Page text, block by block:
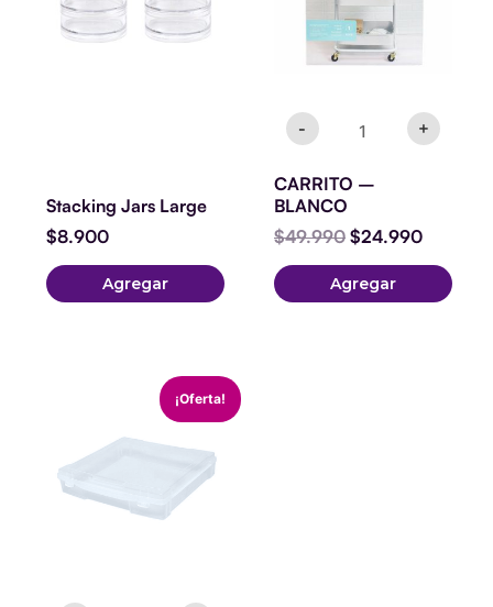
Stacking Jars Large
$8.900
Agregar
- +
CARRITO –
BLANCO
$49.990 $24.990
Agregar
¡Oferta!
30
cantidad
precio
original
$10.900.
precio
es:
$9.900.